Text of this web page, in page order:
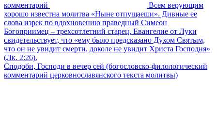
комментарий
Всем верующим
хорошо известна молитва «Ныне отпущаеши». Дивные ее
слова изрек по вдохновению праведный Симеон
Богоприимец – трехсотлетний старец. Евангелие от Луки
свидетельствует, что «ему было предсказано Духом Святым,
что он не увидит смерти, доколе не увидит Христа Господня»
(Лк. 2:26).
Сподоби, Господи в вечер сей (богословско-филологический
комментарий церковнославянского текста молитвы)